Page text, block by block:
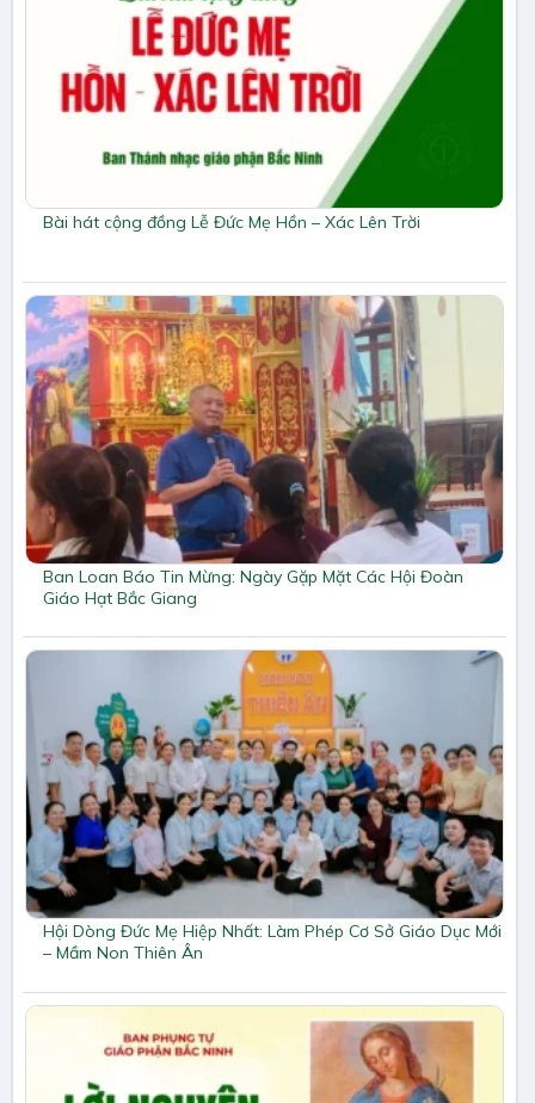
Bài hát cộng đồng Lễ Đức Mẹ Hồn – Xác Lên Trời
Ban Loan Báo Tin Mừng: Ngày Gặp Mặt Các Hội Đoàn
Giáo Hạt Bắc Giang
Hội Dòng Đức Mẹ Hiệp Nhất: Làm Phép Cơ Sở Giáo Dục Mới
– Mầm Non Thiên Ân